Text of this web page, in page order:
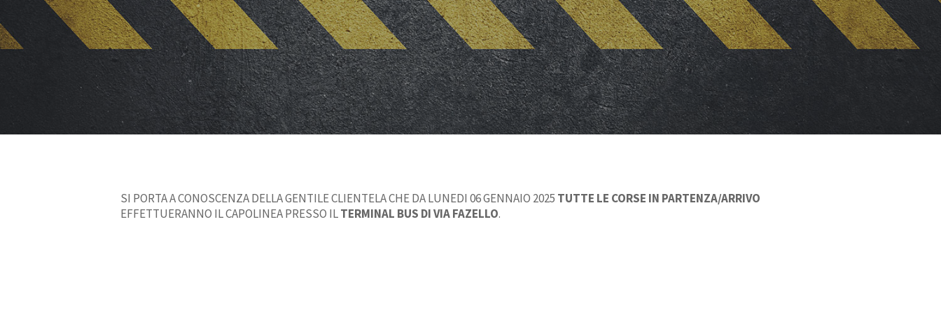
SI PORTA A CONOSCENZA DELLA GENTILE CLIENTELA CHE DA LUNEDI 06 GENNAIO 2025 TUTTE LE CORSE IN PARTENZA/ARRIVO
EFFETTUERANNO IL CAPOLINEA PRESSO ILTERMINAL BUS DI VIA FAZELLO.